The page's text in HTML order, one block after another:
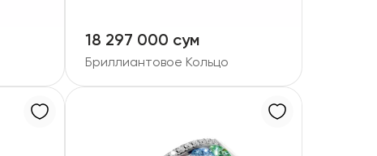
18 297 000 сум
Бриллиантовое Кольцо